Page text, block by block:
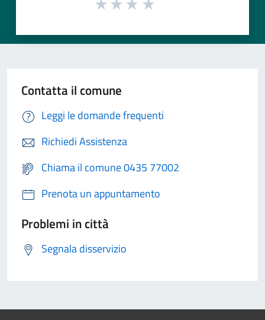
Contatta il comune
Leggi le domande frequenti
Richiedi Assistenza
Chiama il comune 0435 77002
Prenota un appuntamento
Problemi in città
Segnala disservizio